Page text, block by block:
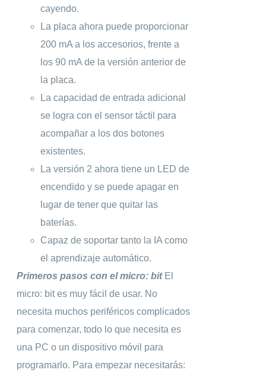
cayendo.
La placa ahora puede proporcionar
200 mA a los accesorios, frente a
los 90 mA de la versión anterior de
la placa.
La capacidad de entrada adicional
se logra con el sensor táctil para
acompañar a los dos botones
existentes.
La versión 2 ahora tiene un LED de
encendido y se puede apagar en
lugar de tener que quitar las
baterías.
Capaz de soportar tanto la IA como
el aprendizaje automático.
Primeros pasos con el micro: bitEl
micro: bit es muy fácil de usar. No
necesita muchos periféricos complicados
para comenzar, todo lo que necesita es
una PC o un dispositivo móvil para
programarlo. Para empezar necesitarás: